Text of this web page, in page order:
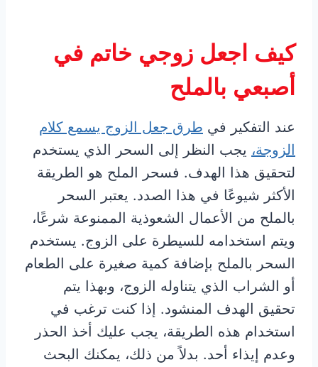
كيف اجعل زوجي خاتم في
أصبعي بالملح
عند التفكير في طرق جعل الزوج يسمع كلام
الزوجة، يجب النظر إلى السحر الذي يستخدم
لتحقيق هذا الهدف. فسحر الملح هو الطريقة
الأكثر شيوعًا في هذا الصدد. يعتبر السحر
بالملح من الأعمال الشعوذية الممنوعة شرعًا،
ويتم استخدامه للسيطرة على الزوج. يستخدم
السحر بالملح بإضافة كمية صغيرة على الطعام
أو الشراب الذي يتناوله الزوج، وبهذا يتم
تحقيق الهدف المنشود. إذا كنت ترغب في
استخدام هذه الطريقة، يجب عليك أخذ الحذر
وعدم إيذاء أحد. بدلاً من ذلك، يمكنك البحث